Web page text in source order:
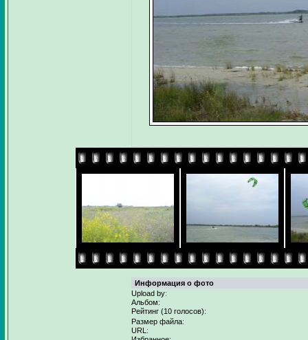
Информация о фото
Upload by:
Альбом:
Рейтинг (10 голосов):
Размер файла:
URL: